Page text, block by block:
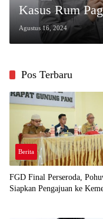
Kasus Rum
Integritas
Agustus 16, 2024
Pos Terbaru
Berita
FGD Final Perseroda,
Siapkan Pengajuan ke